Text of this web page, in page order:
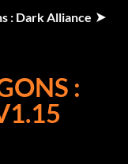
: Dark Alliance
: